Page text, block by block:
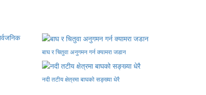
बाघ र चितुवा अनुगमन गर्न क्यामरा जडान
नदी तटीय क्षेत्रमा बाघको सङ्ख्या धेरै